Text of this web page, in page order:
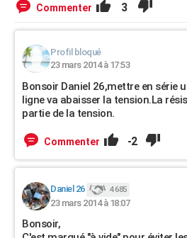
Commenter 3
Profil bloqué
23 mars 2014 à 17:53
Bonsoir Daniel 26,mettre en série
ligne va abaisser la tension.La
partie de la tension.
Commenter -2
Daniel 26 4 685
23 mars 2014 à 18:07
Bonsoir,